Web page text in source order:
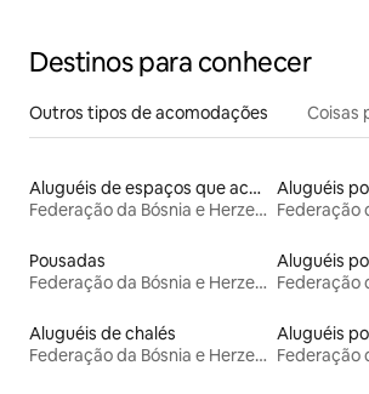
Destinos para conhecer
Outros tipos de acomodações Coisas
Aluguéis de espaços que aceitam animais de estimação
Federação da Bósnia e Herzegovina
Pousadas
Federação da Bósnia e Herzegovina
Aluguéis de chalés
Federação da Bósnia e Herzegovina